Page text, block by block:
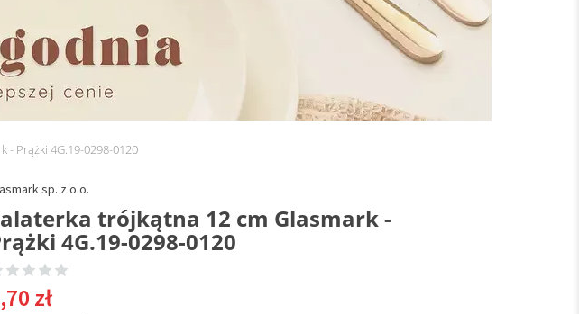
- Prążki 4G.19-0298-0120
sp. z o.o.
trójkątna 12 cm Glasmark -
4G.19-0298-0120
zł